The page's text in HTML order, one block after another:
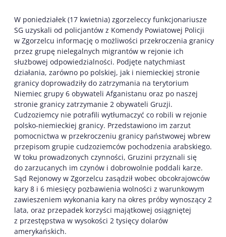
W poniedziałek (17 kwietnia) zgorzeleccy funkcjonariusze
SG uzyskali od policjantów z Komendy Powiatowej Policji
w Zgorzelcu informację o możliwości przekroczenia granicy
przez grupę nielegalnych migrantów w rejonie ich
służbowej odpowiedzialności. Podjęte natychmiast
działania, zarówno po polskiej, jak i niemieckiej stronie
granicy doprowadziły do zatrzymania na terytorium
Niemiec grupy 6 obywateli Afganistanu oraz po naszej
stronie granicy zatrzymanie 2 obywateli Gruzji.
Cudzoziemcy nie potrafili wytłumaczyć co robili w rejonie
polsko-niemieckiej granicy. Przedstawiono im zarzut
pomocnictwa w przekroczeniu granicy państwowej wbrew
przepisom grupie cudzoziemców pochodzenia arabskiego.
W toku prowadzonych czynności, Gruzini przyznali się
do zarzucanych im czynów i dobrowolnie poddali karze.
Sąd Rejonowy w Zgorzelcu zasądził wobec obcokrajowców
kary 8 i 6 miesięcy pozbawienia wolności z warunkowym
zawieszeniem wykonania kary na okres próby wynoszący 2
lata, oraz przepadek korzyści majątkowej osiągniętej
z przestępstwa w wysokości 2 tysięcy dolarów
amerykańskich.